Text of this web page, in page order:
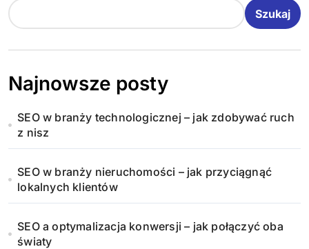
n
i
o
a
n
Szukaj
Najnowsze posty
SEO w branży technologicznej – jak zdobywać ruch
z nisz
SEO w branży nieruchomości – jak przyciągnąć
lokalnych klientów
SEO a optymalizacja konwersji – jak połączyć oba
światy